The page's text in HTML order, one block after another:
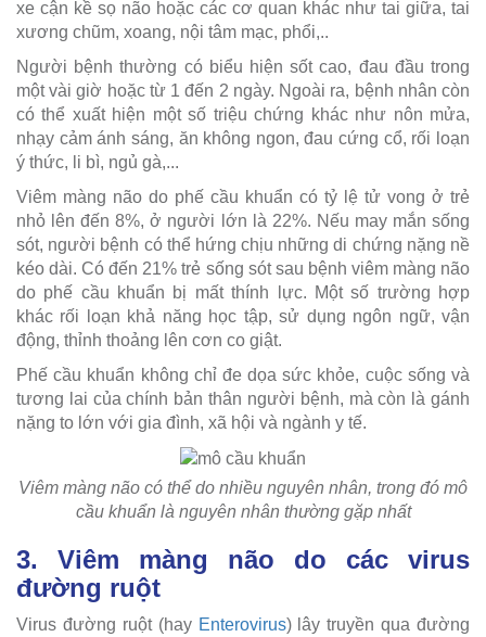
xe cận kề sọ não hoặc các cơ quan khác như tai giữa, tai
xương chũm, xoang, nội tâm mạc, phổi,..
Người bệnh thường có biểu hiện sốt cao, đau đầu trong
một vài giờ hoặc từ 1 đến 2 ngày. Ngoài ra, bệnh nhân còn
có thể xuất hiện một số triệu chứng khác như nôn mửa,
nhạy cảm ánh sáng, ăn không ngon, đau cứng cổ, rối loạn
ý thức, li bì, ngủ gà,...
Viêm màng não do phế cầu khuẩn có tỷ lệ tử vong ở trẻ
nhỏ lên đến 8%, ở người lớn là 22%. Nếu may mắn sống
sót, người bệnh có thể hứng chịu những di chứng nặng nề
kéo dài. Có đến 21% trẻ sống sót sau bệnh viêm màng não
do phế cầu khuẩn bị mất thính lực. Một số trường hợp
khác rối loạn khả năng học tập, sử dụng ngôn ngữ, vận
động, thỉnh thoảng lên cơn co giật.
Phế cầu khuẩn không chỉ đe dọa sức khỏe, cuộc sống và
tương lai của chính bản thân người bệnh, mà còn là gánh
nặng to lớn với gia đình, xã hội và ngành y tế.
Viêm màng não có thể do nhiều nguyên nhân, trong đó mô
cầu khuẩn là nguyên nhân thường gặp nhất
3. Viêm màng não do các virus
đường ruột
Virus đường ruột (hay Enterovirus) lây truyền qua đường